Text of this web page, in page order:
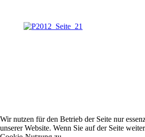
Wir nutzen für den Betrieb der Seite nur
unserer Website. Wenn Sie auf der Seite